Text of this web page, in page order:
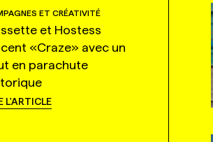
ET CRÉATIVITÉ
et Hostess
«Craze» avec un
en parachute
L'ARTICLE